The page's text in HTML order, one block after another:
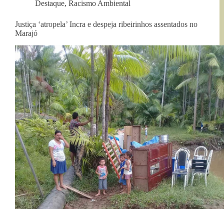
Destaque, Racismo Ambiental
Justiça ‘atropela’ Incra e despeja ribeirinhos assentados no
Marajó